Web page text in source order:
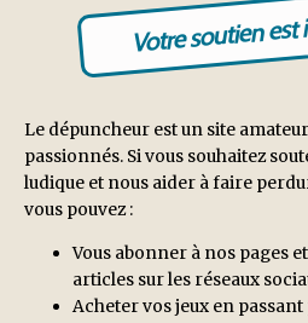
Votre soutien
Le dépuncheur est un site
passionnés. Si vous souhaitez
ludique et nous aider à faire
vous pouvez :
Vous abonner à nos pages
articles sur les réseaux
Acheter vos jeux en